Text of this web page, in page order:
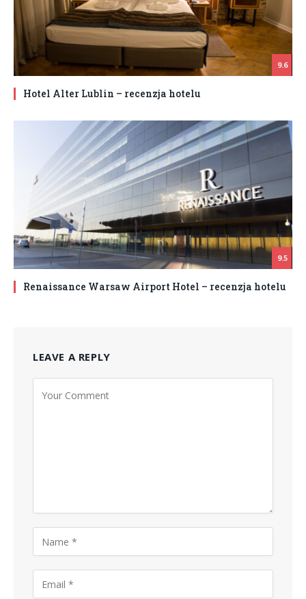
9.6
Hotel Alter Lublin – recenzja hotelu
9.5
Renaissance Warsaw Airport Hotel – recenzja hotelu
LEAVE A REPLY